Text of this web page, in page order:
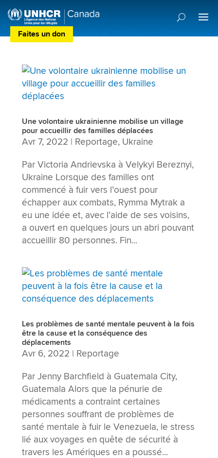
Faites un don Centre de Préférences des Donateurs
Une volontaire ukrainienne mobilise un village
pour accueillir des familles déplacées
Avr 7, 2022 | Reportage, Ukraine
Par Victoria Andrievska à Velykyi Bereznyi,
Ukraine Lorsque des familles ont
commencé à fuir vers l’ouest pour
échapper aux combats, Rymma Mytrak a
eu une idée et, avec l’aide de ses voisins,
a ouvert en quelques jours un abri pouvant
accueillir 80 personnes. Fin...
Les problèmes de santé mentale peuvent à la fois
être la cause et la conséquence des
déplacements
Avr 6, 2022 | Reportage
Par Jenny Barchfield à Guatemala City,
Guatemala Alors que la pénurie de
médicaments a contraint certaines
personnes souffrant de problèmes de
santé mentale à fuir le Venezuela, le stress
lié aux voyages en quête de sécurité à
travers les Amériques en a poussé...